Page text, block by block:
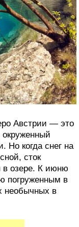
Австрии — это
Но когда снег на
сток
в озере. К июню
погруженным в
необычных в